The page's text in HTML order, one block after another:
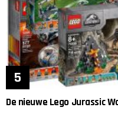
De nieuwe Lego Jurassic